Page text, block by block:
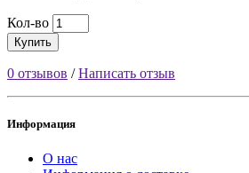
Кол-во
Купить
0 отзывов /Написать отзыв
Информация
О нас